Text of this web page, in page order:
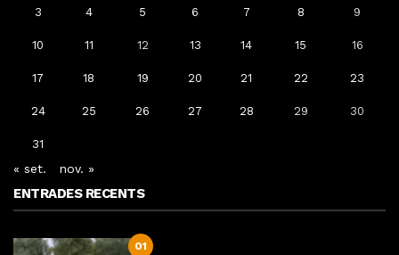
3 4 5 6 7 8 9
10 11 12 13 14 15 16
17 18 19 20 21 22 23
24 25 26 27 28 29 30
31
« set. nov. »
ENTRADES RECENTS
01